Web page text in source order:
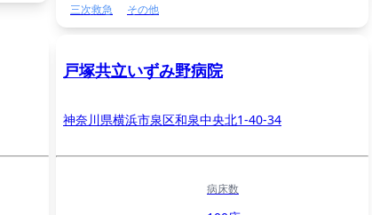
三次救急
その他
戸塚共立いずみ野病院
神奈川県横浜市泉区和泉中央北1‐40‐34
病床数